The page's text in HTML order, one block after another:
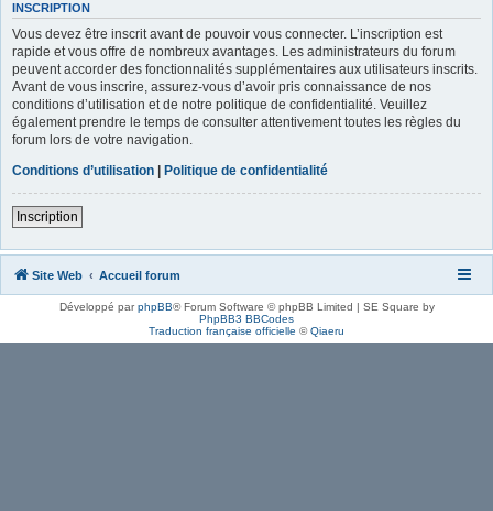
INSCRIPTION
Vous devez être inscrit avant de pouvoir vous connecter. L’inscription est
rapide et vous offre de nombreux avantages. Les administrateurs du forum
peuvent accorder des fonctionnalités supplémentaires aux utilisateurs inscrits.
Avant de vous inscrire, assurez-vous d’avoir pris connaissance de nos
conditions d’utilisation et de notre politique de confidentialité. Veuillez
également prendre le temps de consulter attentivement toutes les règles du
forum lors de votre navigation.
Conditions d’utilisation | Politique de confidentialité
Inscription
Site Web Accueil forum
Développé parphpBB® Forum Software © phpBB Limited | SE Square by
PhpBB3 BBCodes
Traduction française officielle ©Qiaeru